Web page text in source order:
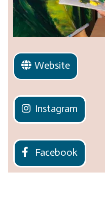
Website
Instagram
Facebook